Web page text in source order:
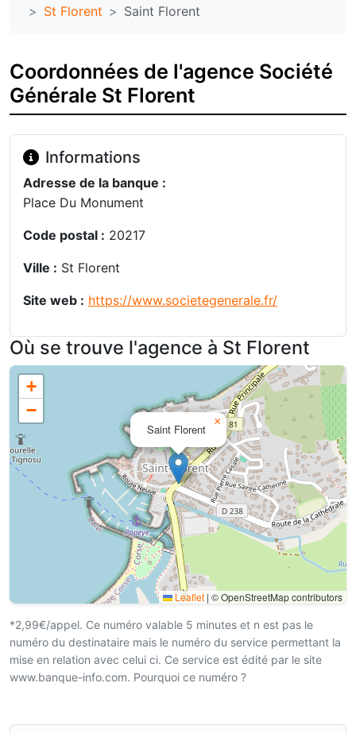
St Florent
Saint Florent
Coordonnées de l'agence Société
Générale St Florent
Informations
Adresse de la banque :
Place Du Monument
Code postal : 20217
Ville : St Florent
Site web : https://www.societegenerale.fr/
Où se trouve l'agence à St Florent
Saint Florent
×
+
−
Leaflet | © OpenStreetMap contributors
*2,99€/appel. Ce numéro valable 5 minutes et n est pas le
numéro du destinataire mais le numéro du service permettant la
mise en relation avec celui ci. Ce service est édité par le site
www.banque-info.com. Pourquoi ce numéro ?